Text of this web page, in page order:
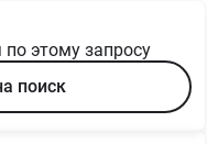
этому запросу
поиск